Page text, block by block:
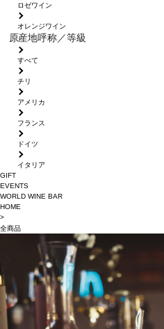
ロゼワイン
オレンジワイン
原産地呼称／等級
すべて
チリ
アメリカ
フランス
ドイツ
イタリア
GIFT
EVENTS
WORLD WINE BAR
HOME
>
全商品